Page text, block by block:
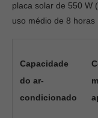
placa solar de 550 W
uso médio de 8 horas
Capacidade
do ar-
condicionado